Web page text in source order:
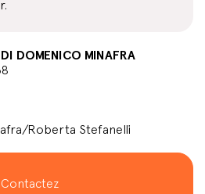
DOMENICO MINAFRA
Roberta Stefanelli
Contactez